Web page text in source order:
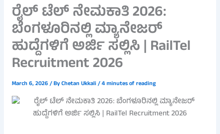
ರೈಲ್ ಟೆಲ್ ನೇಮಕಾತಿ 2026:
ಬೆಂಗಳೂರಿನಲ್ಲಿ ಮ್ಯಾನೇಜರ್
ಹುದ್ದೆಗಳಿಗೆ ಅರ್ಜಿ ಸಲ್ಲಿಸಿ | RailTel
Recruitment 2026
March 6, 2026/ ByChetan Ukkali/4 minutes of reading